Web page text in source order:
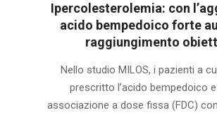
Ipercolesterolemia: con
acido bempedoico forte
raggiungimento
Nello studio MILOS, i pazienti a
prescritto l’acido bempedoico
associazione a dose fissa (FDC)